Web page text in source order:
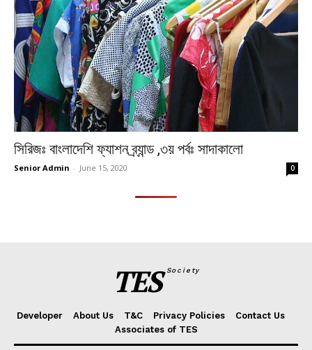
সিরিজঃ বাংলাদেশি ফ্যাশন ব্র্যান্ড ,৩য় পর্বঃ সাদাকালো
Senior Admin - June 15, 2020 0
TES Society
Developer About Us T&C Privacy Policies
Contact Us
Associates of TES